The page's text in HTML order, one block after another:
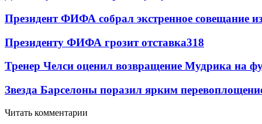
Президент ФИФА собрал экстренное совещание
Президенту ФИФА грозит отставка318
Тренер Челси оценил возвращение Мудрика на
Звезда Барселоны поразил ярким
Читать комментарии